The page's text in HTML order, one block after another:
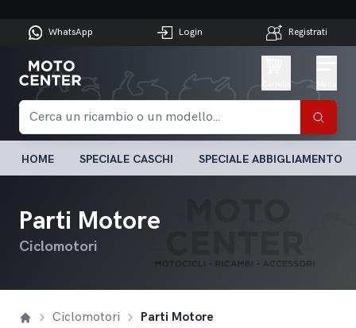
WhatsApp Login Registrati
HOME SPECIALE CASCHI SPECIALE ABBIGLIAMENTO
Parti Motore
Ciclomotori
Ciclomotori Parti Motore